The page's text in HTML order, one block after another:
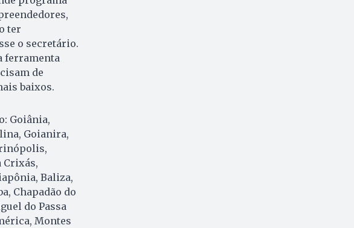
ter
o secretário.
ferramenta
de
baixos.
Goiânia,
Goianira,
Crixás,
Baliza,
Chapadão do
do Passa
Montes